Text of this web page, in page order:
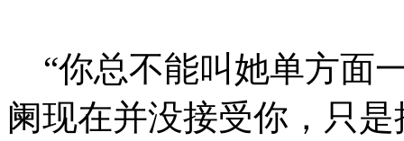
“你总不能叫她单方面
阑现在并没接受你，只